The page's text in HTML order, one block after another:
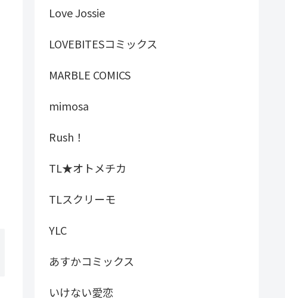
Love Jossie
LOVEBITESコミックス
MARBLE COMICS
mimosa
Rush！
TL★オトメチカ
TLスクリーモ
YLC
あすかコミックス
いけない愛恋